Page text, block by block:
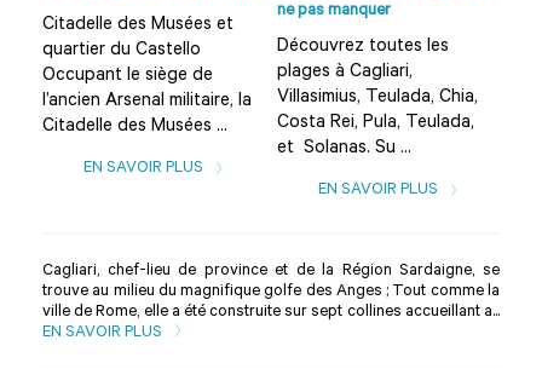
Citadelle des Musées et
quartier du Castello
Occupant le siège de
l’ancien Arsenal militaire, la
Citadelle des Musées ...
EN SAVOIR PLUS
ne pas manquer
Découvrez toutes les
plages à Cagliari,
Villasimius, Teulada, Chia,
Costa Rei, Pula, Teulada,
et Solanas. Su ...
EN SAVOIR PLUS
Cagliari, chef-lieu de province et de la Région Sardaigne, se
trouve au milieu du magnifique golfe des Anges ; Tout comme la
ville de Rome, elle a été construite sur sept collines accueillant a...
EN SAVOIR PLUS